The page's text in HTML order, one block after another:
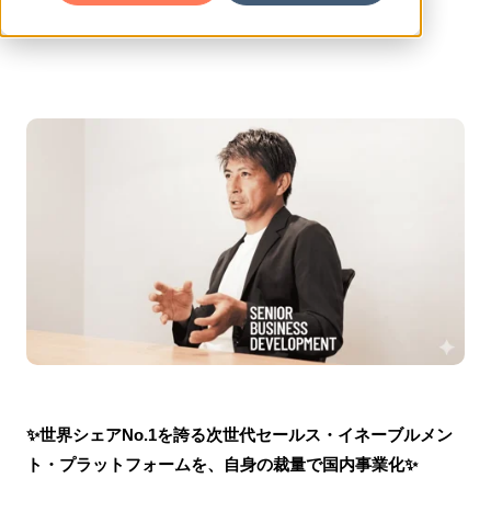
✨世界シェアNo.1を誇る次世代セールス・イネーブルメン
ト・プラットフォームを、自身の裁量で国内事業化✨